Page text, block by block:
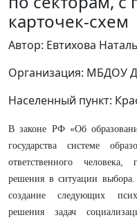
карточек-схем
Автор: Евтихова
Организация: МБДОУ
Населенный пункт:
В законе РФ «Об
государства системе
ответственного человека,
решения в ситуации
создание следующих
решения задач